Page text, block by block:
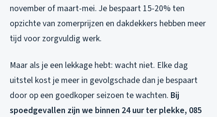
november of maart-mei. Je bespaart 15-20% ten
opzichte van zomerprijzen en dakdekkers hebben meer
tijd voor zorgvuldig werk.
Maar als je een lekkage hebt: wacht niet. Elke dag
uitstel kost je meer in gevolgschade dan je bespaart
door op een goedkoper seizoen te wachten. Bij
spoedgevallen zijn we binnen 24 uur ter plekke, 085